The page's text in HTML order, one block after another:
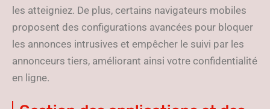
les atteigniez. De plus, certains navigateurs mobiles
proposent des configurations avancées pour bloquer
les annonces intrusives et empêcher le suivi par les
annonceurs tiers, améliorant ainsi votre confidentialité
en ligne.